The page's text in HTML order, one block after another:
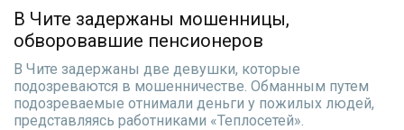
В Чите задержаны мошенницы,
обворовавшие пенсионеров
В Чите задержаны две девушки, которые
подозреваются в мошенничестве. Обманным путем
подозреваемые отнимали деньги у пожилых людей,
представляясь работниками «Теплосетей».